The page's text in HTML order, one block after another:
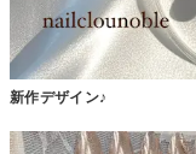
新作デザイン♪